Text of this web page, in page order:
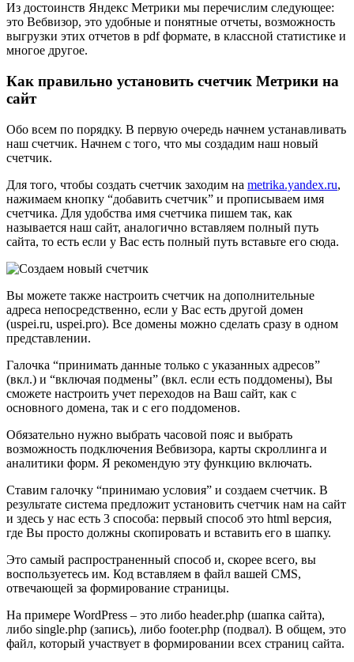
Из достоинств Яндекс Метрики мы перечислим следующее:
это Вебвизор, это удобные и понятные отчеты, возможность
выгрузки этих отчетов в pdf формате, в классной статистике и
многое другое.
Как правильно установить счетчик Метрики на
сайт
Обо всем по порядку. В первую очередь начнем устанавливать
наш счетчик. Начнем с того, что мы создадим наш новый
счетчик.
Для того, чтобы создать счетчик заходим на metrika.yandex.ru,
нажимаем кнопку “добавить счетчик” и прописываем имя
счетчика. Для удобства имя счетчика пишем так, как
называется наш сайт, аналогично вставляем полный путь
сайта, то есть если у Вас есть полный путь вставьте его сюда.
Вы можете также настроить счетчик на дополнительные
адреса непосредственно, если у Вас есть другой домен
(uspei.ru, uspei.pro). Все домены можно сделать сразу в одном
представлении.
Галочка “принимать данные только с указанных адресов”
(вкл.) и “включая подмены” (вкл. если есть поддомены), Вы
сможете настроить учет переходов на Ваш сайт, как с
основного домена, так и с его поддоменов.
Обязательно нужно выбрать часовой пояс и выбрать
возможность подключения Вебвизора, карты скроллинга и
аналитики форм. Я рекомендую эту функцию включать.
Ставим галочку “принимаю условия” и создаем счетчик. В
результате система предложит установить счетчик нам на сайт
и здесь у нас есть 3 способа: первый способ это html версия,
где Вы просто должны скопировать и вставить его в шапку.
Это самый распространенный способ и, скорее всего, вы
воспользуетесь им. Код вставляем в файл вашей CMS,
отвечающей за формирование страницы.
На примере WordPress – это либо header.php (шапка сайта),
либо single.php (запись), либо footer.php (подвал). В общем, это
файл, который участвует в формировании всех страниц сайта.